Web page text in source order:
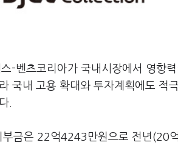
-벤츠코리아가 국내시장에서 영향력
국내 고용 확대와 투자계획에도 적
.
부금은 22억4243만원으로 전년(20